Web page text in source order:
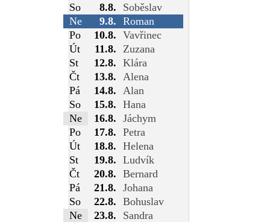
So
8.8.
Soběslav
Ne
9.8. Roman
Po
10.8. Vavřinec
Út
11.8.
Zuzana
St
12.8. Klára
Čt
13.8.
Alena
Pá
14.8.
Alan
So
15.8. Hana
Ne
16.8. Jáchym
Po
17.8. Petra
Út
18.8. Helena
St
19.8. Ludvík
Čt
20.8. Bernard
Pá
21.8. Johana
So
22.8. Bohuslav
Ne
23.8.
Sandra